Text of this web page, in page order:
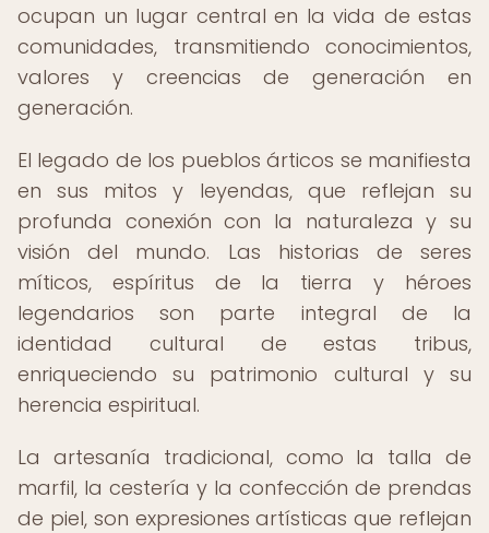
ocupan un lugar central en la vida de estas
comunidades, transmitiendo conocimientos,
valores y creencias de generación en
generación.
El legado de los pueblos árticos se manifiesta
en sus mitos y leyendas, que reflejan su
profunda conexión con la naturaleza y su
visión del mundo. Las historias de seres
míticos, espíritus de la tierra y héroes
legendarios son parte integral de la
identidad cultural de estas tribus,
enriqueciendo su patrimonio cultural y su
herencia espiritual.
La artesanía tradicional, como la talla de
marfil, la cestería y la confección de prendas
de piel, son expresiones artísticas que reflejan